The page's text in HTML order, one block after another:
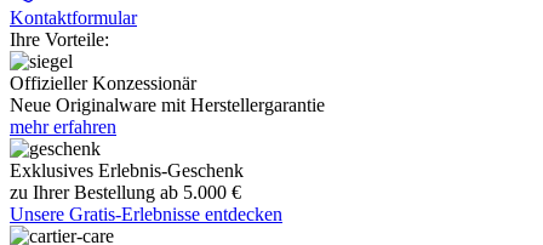
Kontaktformular
Ihre Vorteile:
Offizieller Konzessionär
Neue Originalware mit Herstellergarantie
mehr erfahren
Exklusives Erlebnis-Geschenk
zu Ihrer Bestellung ab 5.000 €
Unsere Gratis-Erlebnisse entdecken